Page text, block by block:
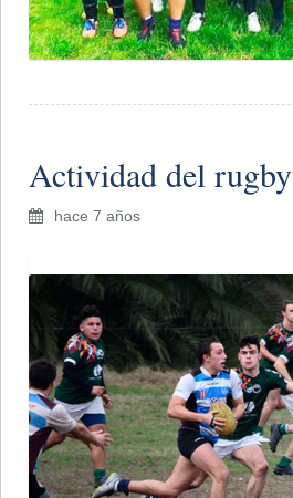
Actividad del rugby
hace 7 años